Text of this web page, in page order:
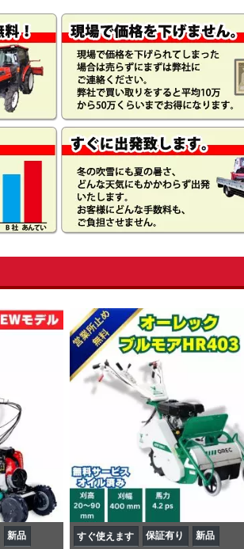
新品 すぐ使えます 保証有り 新品